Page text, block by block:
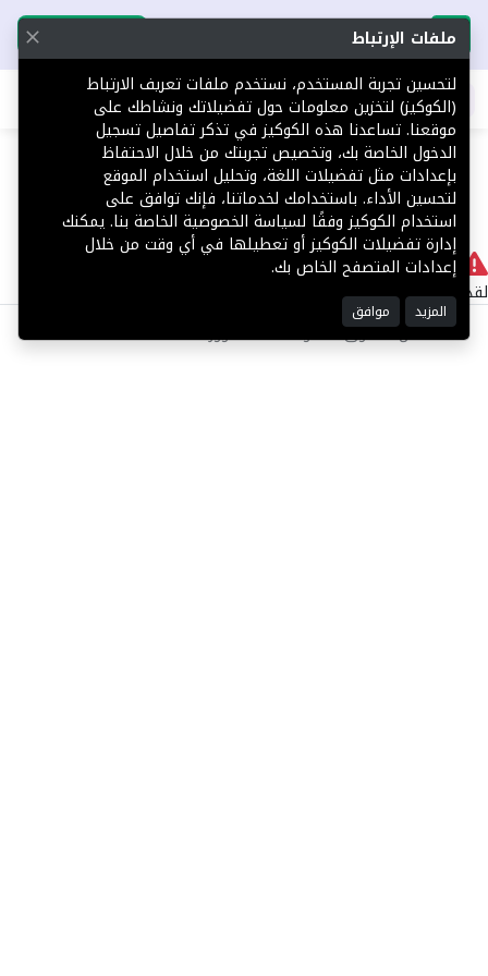
تحميل التطبيق تحميل التطبيق
اطلب عقارك
404 لا يوجد
لقد حدث خطأ داخلي أثناء معالجة طلبك.
©2025 كل الحقوق محفوظة منصة توور
ملفات الإرتباط
لتحسين تجربة المستخدم، نستخدم ملفات تعريف الارتباط
(الكوكيز) لتخزين معلومات حول تفضيلاتك ونشاطك على
موقعنا. تساعدنا هذه الكوكيز في تذكر تفاصيل تسجيل
الدخول الخاصة بك، وتخصيص تجربتك من خلال الاحتفاظ
بإعدادات مثل تفضيلات اللغة، وتحليل استخدام الموقع
لتحسين الأداء. باستخدامك لخدماتنا، فإنك توافق على
استخدام الكوكيز وفقًا لسياسة الخصوصية الخاصة بنا. يمكنك
إدارة تفضيلات الكوكيز أو تعطيلها في أي وقت من خلال
إعدادات المتصفح الخاص بك.
المزيد موافق